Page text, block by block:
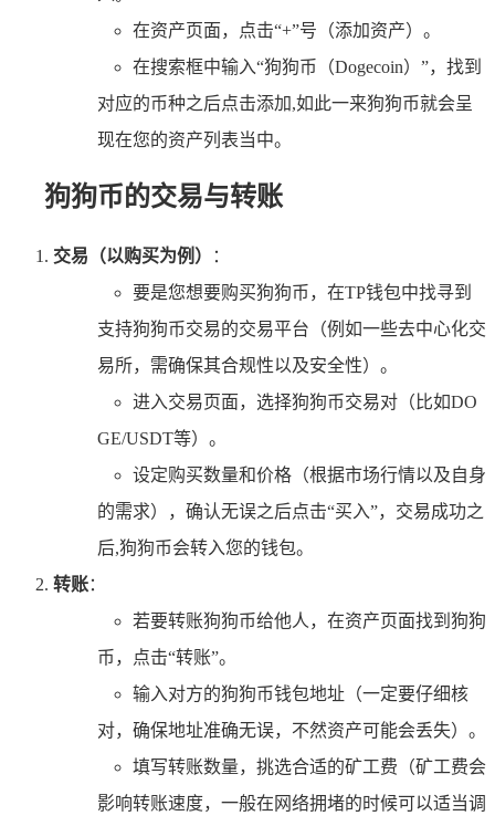
在资产页面，点击“+”号（添加资产）。
在搜索框中输入“狗狗币（Dogecoin）”，找到
对应的币种之后点击添加,如此一来狗狗币就会呈
现在您的资产列表当中。
狗狗币的交易与转账
交易（以购买为例）
：
要是您想要购买狗狗币，在TP钱包中找寻到
支持狗狗币交易的交易平台（例如一些去中心化交
易所，需确保其合规性以及安全性）。
进入交易页面，选择狗狗币交易对（比如DO
GE/USDT等）。
设定购买数量和价格（根据市场行情以及自身
的需求），确认无误之后点击“买入”，交易成功之
后,狗狗币会转入您的钱包。
转账：
若要转账狗狗币给他人，在资产页面找到狗狗
币，点击“转账”。
输入对方的狗狗币钱包地址（一定要仔细核
对，确保地址准确无误，不然资产可能会丢失）。
填写转账数量，挑选合适的矿工费（矿工费会
影响转账速度，一般在网络拥堵的时候可以适当调